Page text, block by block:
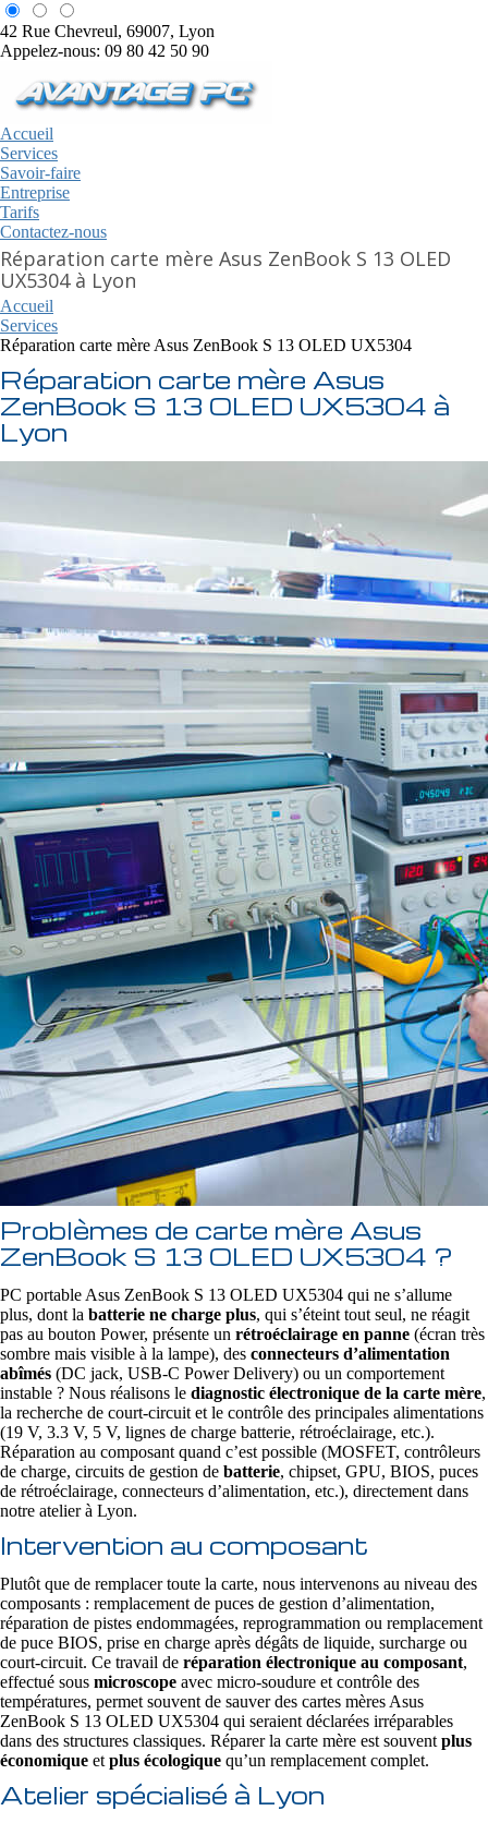
42 Rue Chevreul, 69007, Lyon
Appelez-nous: 09 80 42 50 90
Accueil
Services
Savoir-faire
Entreprise
Tarifs
Contactez-nous
Réparation carte mère Asus ZenBook S 13 OLED
UX5304 à Lyon
Accueil
Services
Réparation carte mère Asus ZenBook S 13 OLED UX5304
Réparation carte mère Asus
ZenBook S 13 OLED UX5304 à
Lyon
Problèmes de carte mère Asus
ZenBook S 13 OLED UX5304 ?
PC portable Asus ZenBook S 13 OLED UX5304 qui ne s’allume
plus, dont la batterie ne charge plus, qui s’éteint tout seul, ne réagit
pas au bouton Power, présente un rétroéclairage en panne (écran très
sombre mais visible à la lampe), des connecteurs d’alimentation
abîmés (DC jack, USB‑C Power Delivery) ou un comportement
instable ? Nous réalisons le diagnostic électronique de la carte mère,
la recherche de court‑circuit et le contrôle des principales alimentations
(19 V, 3.3 V, 5 V, lignes de charge batterie, rétroéclairage, etc.).
Réparation au composant quand c’est possible (MOSFET, contrôleurs
de charge, circuits de gestion de batterie, chipset, GPU, BIOS, puces
de rétroéclairage, connecteurs d’alimentation, etc.), directement dans
notre atelier à Lyon.
Intervention au composant
Plutôt que de remplacer toute la carte, nous intervenons au niveau des
composants : remplacement de puces de gestion d’alimentation,
réparation de pistes endommagées, reprogrammation ou remplacement
de puce BIOS, prise en charge après dégâts de liquide, surcharge ou
court-circuit. Ce travail de réparation électronique au composant,
effectué sous microscope avec micro-soudure et contrôle des
températures, permet souvent de sauver des cartes mères Asus
ZenBook S 13 OLED UX5304 qui seraient déclarées irréparables
dans des structures classiques. Réparer la carte mère est souvent plus
économique et plus écologique qu’un remplacement complet.
Atelier spécialisé à Lyon